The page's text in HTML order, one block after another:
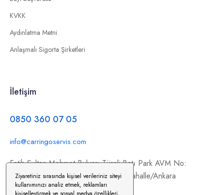
Ziyaretiniz sırasında kişisel verileriniz siteyi
kullanımınızı analiz etmek, reklamları
KVKK
Aydınlatma Metni
Anlaşmalı Sigorta Şirketleri
İletişim
0850 360 07 05
info@carringoservis.com
Fatih Sultan Mehmet Bulvarı Türeli Batı Park AVM No:
354/C11, İstanbul Yolu, 06370 Yenimahalle/Ankara